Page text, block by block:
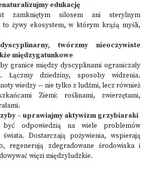
edukację
zamkniętym silosem ani sterylnym
żywy ekosystem, w którym krążą myśli,
twórzmy nieoczywiste
międzygatunkowe
granice między dyscyplinami ograniczały
Łączmy dziedziny, sposoby widzenia.
wiedzy — nie tylko z ludźmi, lecz również
Ziemi: roślinami, zwierzętami,
– uprawiajmy aktywizm grzybiarski
odpowiedzią na wiele problemów
świata. Dostarczają pożywienia, wspierają
regenerują zdegradowane środowiska i
więzi międzyludzkie.